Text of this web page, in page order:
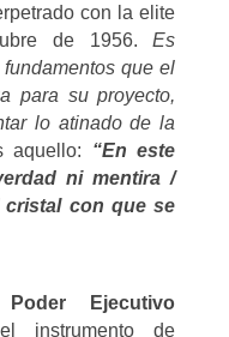
con la elite
de 1956.Es
que el
para su proyecto,
lo atinado de la
aquello: “En este
ni mentira /
con que se
Poder Ejecutivo
instrumento de